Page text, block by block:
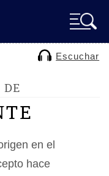
Escuchar
en el
hace